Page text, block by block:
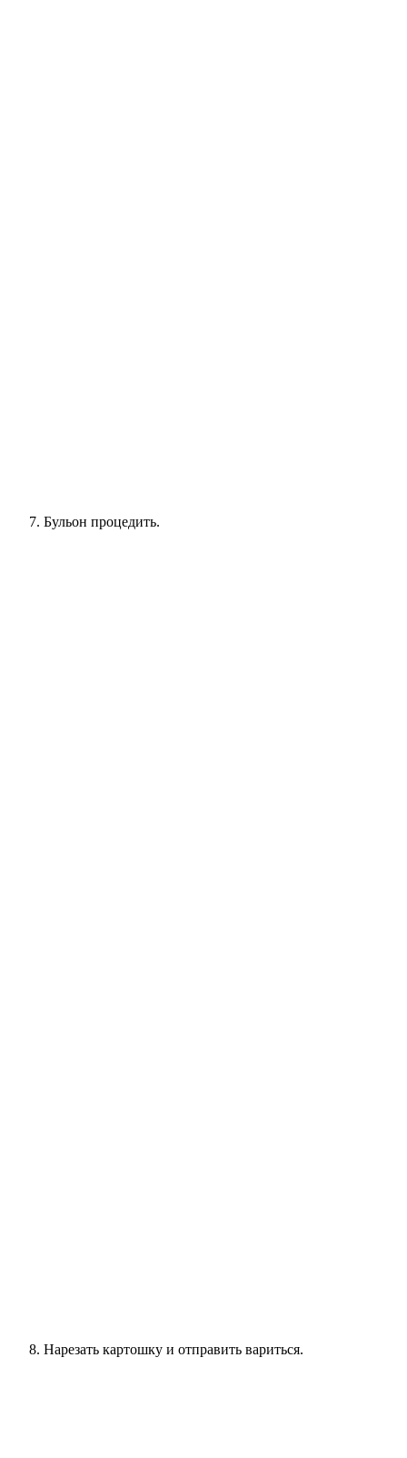
Бульон процедить.
Нарезать картошку и отправить вариться.